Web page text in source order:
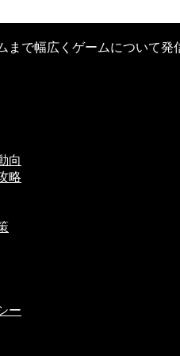
まで幅広くゲームについて発
向
略
ー